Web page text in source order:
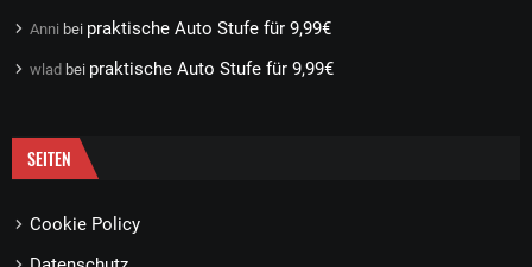
Anni bei praktische Auto Stufe für 9,99€
wlad bei praktische Auto Stufe für 9,99€
SEITEN
Cookie Policy